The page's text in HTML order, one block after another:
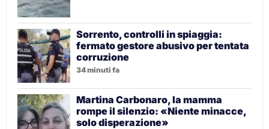
Sorrento, controlli in spiaggia:
fermato gestore abusivo per tentata
corruzione
34 minuti fa
Martina Carbonaro, la mamma
rompe il silenzio: «Niente minacce,
solo disperazione»